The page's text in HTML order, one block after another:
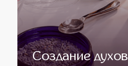
Создание духов